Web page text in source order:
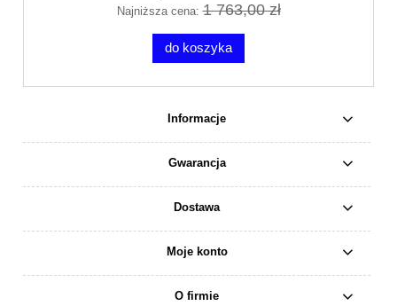
Najniższa cena:1 763,00 zł
do koszyka
Informacje
Gwarancja
Dostawa
Moje konto
O firmie